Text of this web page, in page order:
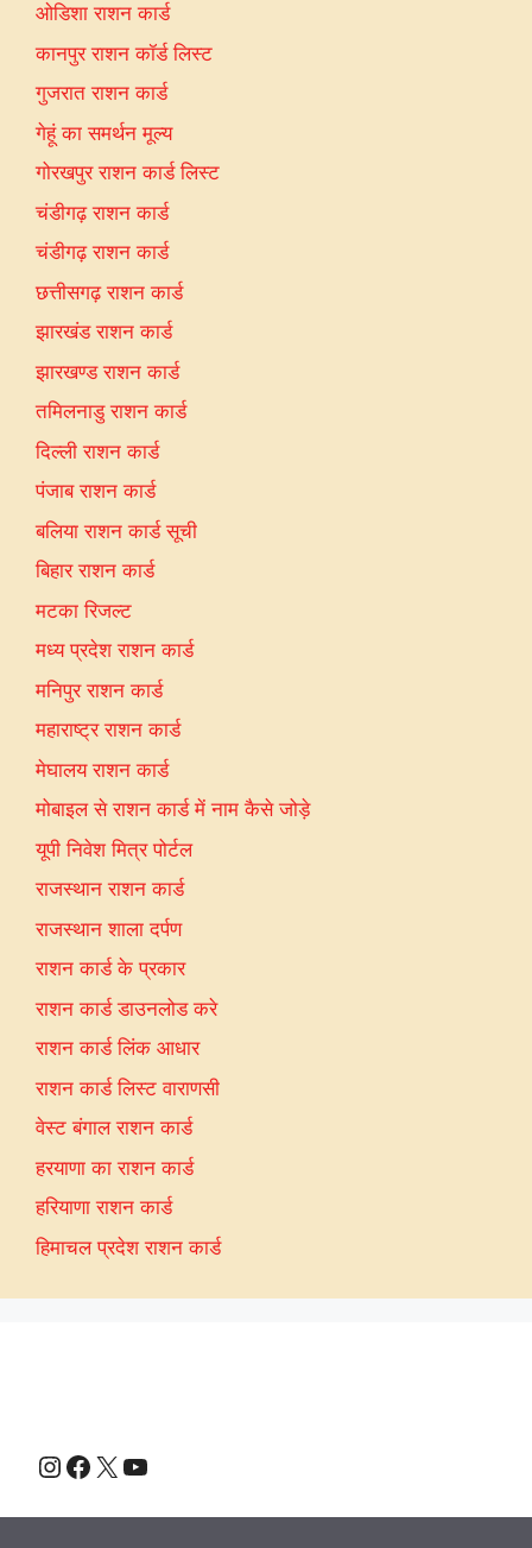
ओडिशा राशन कार्ड
कानपुर राशन कॉर्ड लिस्ट
गुजरात राशन कार्ड
गेहूं का समर्थन मूल्य
गोरखपुर राशन कार्ड लिस्ट
चंडीगढ़ राशन कार्ड
चंडीगढ़ राशन कार्ड
छत्तीसगढ़ राशन कार्ड
झारखंड राशन कार्ड
झारखण्ड राशन कार्ड
तमिलनाडु राशन कार्ड
दिल्ली राशन कार्ड
पंजाब राशन कार्ड
बलिया राशन कार्ड सूची
बिहार राशन कार्ड
मटका रिजल्ट
मध्य प्रदेश राशन कार्ड
मनिपुर राशन कार्ड
महाराष्ट्र राशन कार्ड
मेघालय राशन कार्ड
मोबाइल से राशन कार्ड में नाम कैसे जोड़े
यूपी निवेश मित्र पोर्टल
राजस्थान राशन कार्ड
राजस्थान शाला दर्पण
राशन कार्ड के प्रकार
राशन कार्ड डाउनलोड करे
राशन कार्ड लिंक आधार
राशन कार्ड लिस्ट वाराणसी
वेस्ट बंगाल राशन कार्ड
हरयाणा का राशन कार्ड
हरियाणा राशन कार्ड
हिमाचल प्रदेश राशन कार्ड
Instagram
Facebook
X YouTube